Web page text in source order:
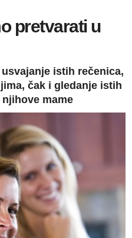
pretvarati u
istih rečenica,
čak i gledanje istih
mame